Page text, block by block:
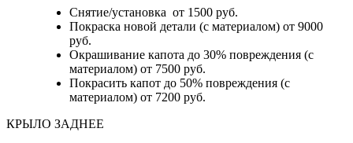
Снятие/установка от 1500 руб.
Покраска новой детали (с материалом) от 9000
руб.
Окрашивание капота до 30% повреждения (с
материалом) от 7500 руб.
Покрасить капот до 50% повреждения (с
материалом) от 7200 руб.
КРЫЛО ЗАДНЕЕ